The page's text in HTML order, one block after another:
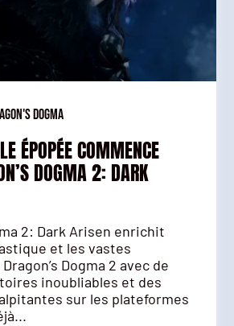
Dogma
ÉPOPÉE COMMENCE
DOGMA 2: DARK
2: Dark Arisen enrichit
et les vastes
Dogma 2 avec de
inoubliables et des
sur les plateformes